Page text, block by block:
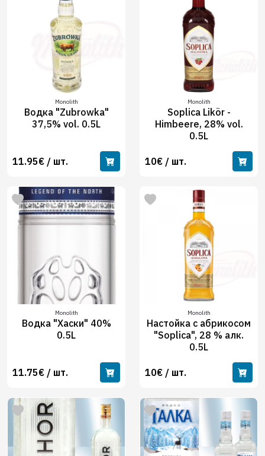
Monolith
Водка "Zubrowka"
37,5% vol. 0.5L
11.95€ / шт.
Monolith
Soplica Likör -
Himbeere, 28% vol.
0.5L
10€ / шт.
Monolith
Водка "Хаски" 40%
0.5L
11.75€ / шт.
Monolith
Настойка с абрикосом
"Soplica", 28 % алк.
0.5L
10€ / шт.